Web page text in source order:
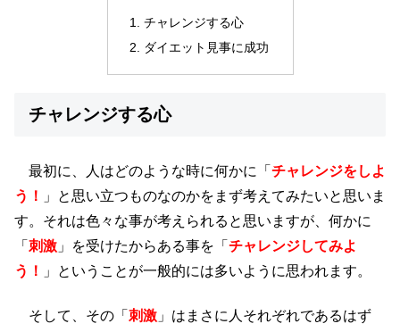
チャレンジする心
ダイエット見事に成功
チャレンジする心
最初に、人はどのような時に何かに「 チャレンジをしよ
う！
」と思い立つものなのかをまず考えてみたいと思いま
す。それは色々な事が考えられると思いますが、何かに
「 刺激 」を受けたからある事を「 チャレンジしてみよ
う！
」ということが一般的には多いように思われます。
そして、その「 刺激 」はまさに人それぞれであるはず